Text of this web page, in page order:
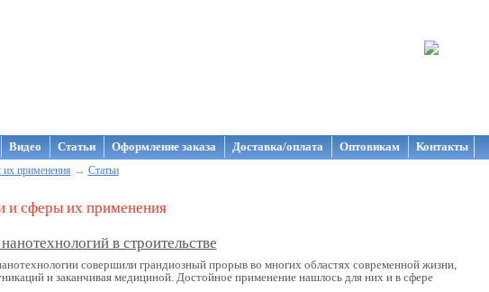
Видео Статьи Оформление заказа Доставка/оплата Оптовикам Контакты
применения → Статьи
и сферы их применения
в строительстве
совершили грандиозный прорыв во многих областях современной жизни,
и заканчивая медициной. Достойное применение нашлось для них и в сфере